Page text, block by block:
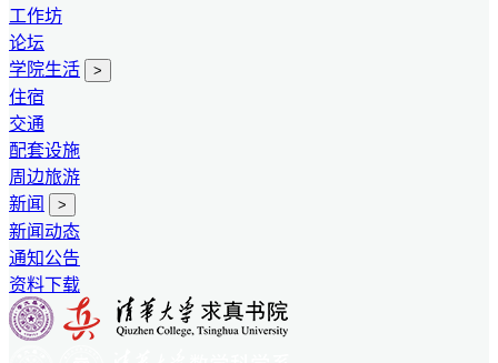
工作坊
论坛
学院生活
>
住宿
交通
配套设施
周边旅游
新闻
>
新闻动态
通知公告
资料下载